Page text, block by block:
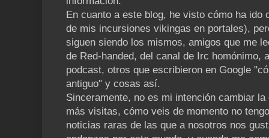
En cuanto a este blog, he visto cómo ha ido
de mis incursiones vikingas en portales),
siguen siendo los mismos, amigos que me
de Red-handed, del canal de Irc homónimo,
podcast, otros que escribieron en Google
antiguo" y cosas así.
Sinceramente, no es mi intención cambiar
más visitas, cómo veis de momento no
noticias raras de las que a nosotros nos